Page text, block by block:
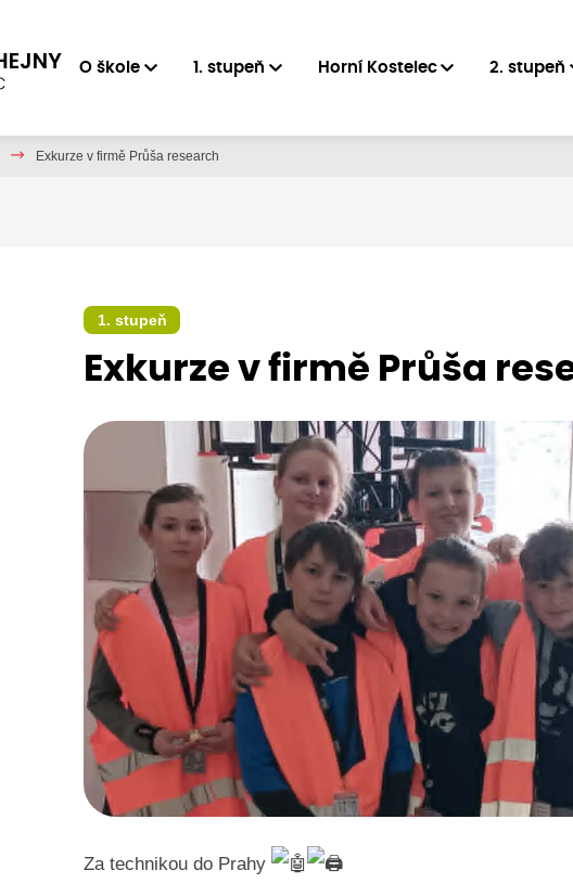
O škole 1. stupeň Horní Kostelec 2. stupeň
Exkurze v firmě Průša research
1. stupeň
Exkurze v firmě Průša
Za technikou do Prahy